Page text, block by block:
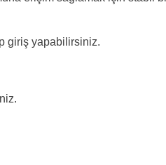
giriş yapabilirsiniz.